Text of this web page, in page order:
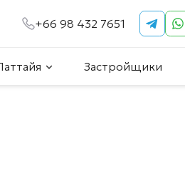
+66 98 432 7651
Застройщики